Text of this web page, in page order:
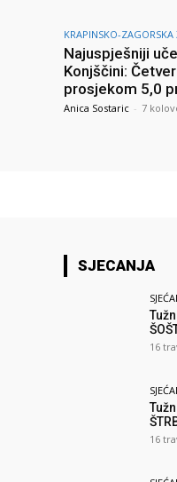
KRAPINSKO-ZAGORSKA
Najuspješniji
Konjščini:
prosjekom 5,0
Anica Sostaric - 7
SJECANJA
16
16